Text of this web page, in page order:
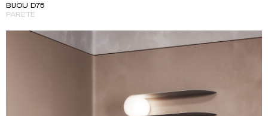
BIJOU D75
PARETE